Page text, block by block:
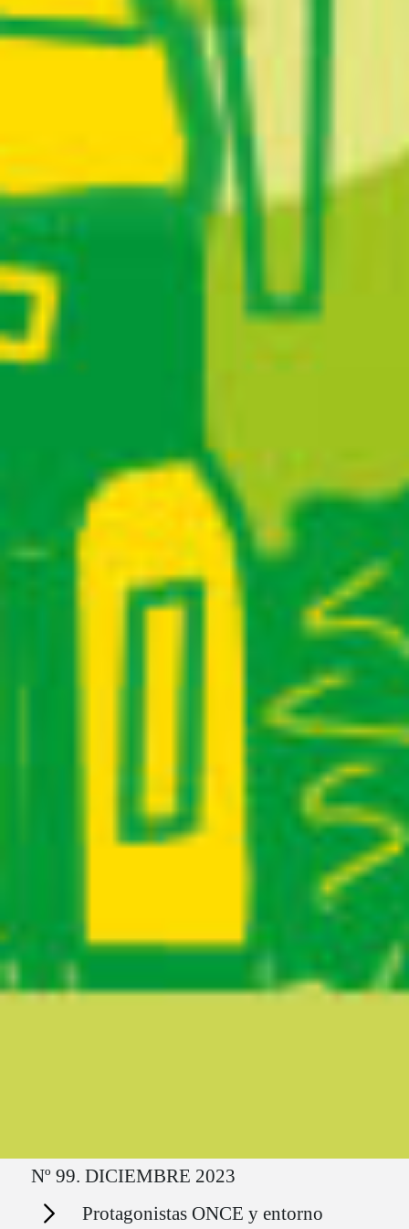
Ruta del sitio
Nº 99. DICIEMBRE 2023
Secciones Protagonistas ONCE y entorno